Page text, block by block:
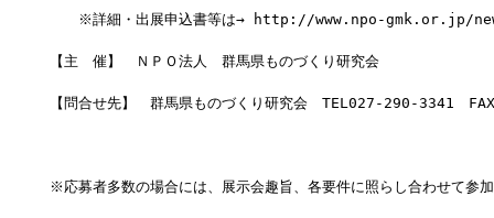
※詳細・出展申込書等は→ http://www.npo-gmk.or.jp/
【主　催】　ＮＰＯ法人　群馬県ものづくり研究会
【問合せ先】　群馬県ものづくり研究会　TEL027-290-3341　
※応募者多数の場合には、展示会趣旨、各要件に照らし合わせて参